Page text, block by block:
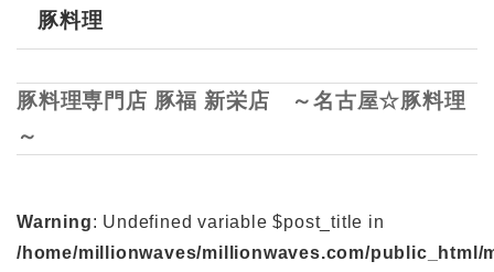
豚料理
豚料理専門店 豚福 新栄店 ～名古屋☆豚料理
～
Warning: Undefined variable $post_title in
/home/millionwaves/millionwaves.com/public_html/